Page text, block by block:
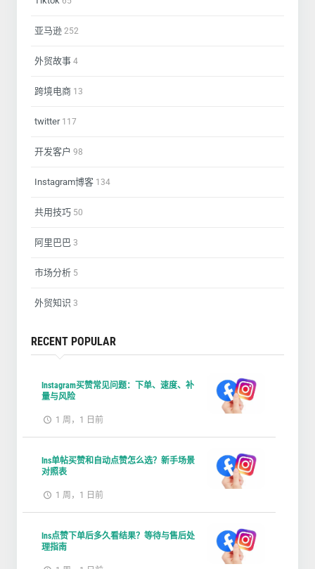
亚马逊 252
外贸故事 4
跨境电商 13
twitter117
开发客户 98
Instagram博客 134
共用技巧 50
阿里巴巴 3
市场分析 5
外贸知识 3
RECENT POPULAR
Instagram买赞常见问题：下单、速度、补
量与风险
1 周，1 日前
Ins单帖买赞和自动点赞怎么选？新手场景
对照表
1 周，1 日前
Ins点赞下单后多久看结果？等待与售后处
理指南